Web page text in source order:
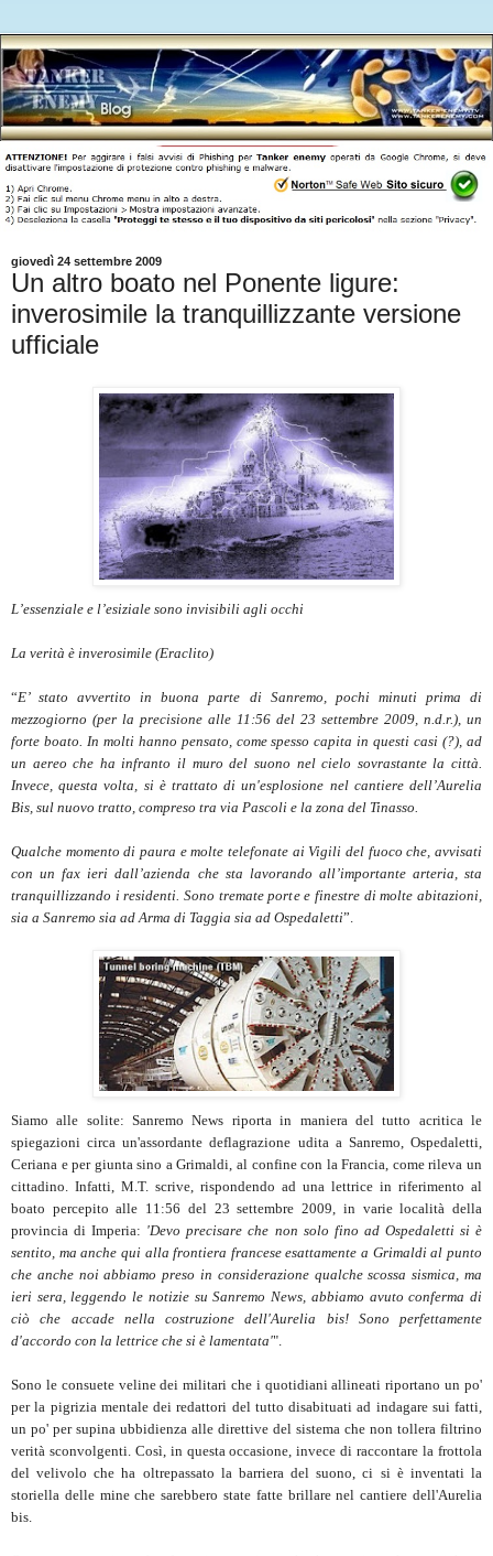
giovedì 24 settembre 2009
Un altro boato nel Ponente ligure:
inverosimile la tranquillizzante versione
ufficiale
L’essenziale e l’esiziale sono invisibili agli occhi
La verità è inverosimile (Eraclito)
“E’ stato avvertito in buona parte di Sanremo, pochi minuti prima di
mezzogiorno (per la precisione alle 11:56 del 23 settembre 2009, n.d.r.), un
forte boato. In molti hanno pensato, come spesso capita in questi casi (?), ad
un aereo che ha infranto il muro del suono nel cielo sovrastante la città.
Invece, questa volta, si è trattato di un'esplosione nel cantiere dell’Aurelia
Bis, sul nuovo tratto, compreso tra via Pascoli e la zona del Tinasso.
Qualche momento di paura e molte telefonate ai Vigili del fuoco che, avvisati
con un fax ieri dall’azienda che sta lavorando all’importante arteria, sta
tranquillizzando i residenti. Sono tremate porte e finestre di molte abitazioni,
sia a Sanremo sia ad Arma di Taggia sia ad Ospedaletti”.
Siamo alle solite: Sanremo News riporta in maniera del tutto acritica le
spiegazioni circa un'assordante deflagrazione udita a Sanremo, Ospedaletti,
Ceriana e per giunta sino a Grimaldi, al confine con la Francia, come rileva un
cittadino. Infatti, M.T. scrive, rispondendo ad una lettrice in riferimento al
boato percepito alle 11:56 del 23 settembre 2009, in varie località della
provincia di Imperia: 'Devo precisare che non solo fino ad Ospedaletti si è
sentito, ma anche qui alla frontiera francese esattamente a Grimaldi al punto
che anche noi abbiamo preso in considerazione qualche scossa sismica, ma
ieri sera, leggendo le notizie su Sanremo News, abbiamo avuto conferma di
ciò che accade nella costruzione dell'Aurelia bis! Sono perfettamente
d'accordo con la lettrice che si è lamentata'".
Sono le consuete veline dei militari che i quotidiani allineati riportano un po'
per la pigrizia mentale dei redattori del tutto disabituati ad indagare sui fatti,
un po' per supina ubbidienza alle direttive del sistema che non tollera filtrino
verità sconvolgenti. Così, in questa occasione, invece di raccontare la frottola
del velivolo che ha oltrepassato la barriera del suono, ci si è inventati la
storiella delle mine che sarebbero state fatte brillare nel cantiere dell'Aurelia
bis.